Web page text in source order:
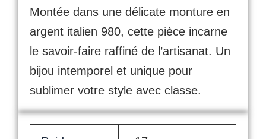
Montée dans une délicate monture en
argent italien 980, cette pièce incarne
le savoir-faire raffiné de l’artisanat. Un
bijou intemporel et unique pour
sublimer votre style avec classe.